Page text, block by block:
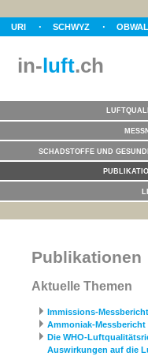
URI SCHWYZ
in-luft.ch
SCHADSTOFFE UND
Publikationen
Aktuelle Themen
Immissions-
Ammoniak-Messbericht
Die WHO-
Auswirkungen auf die